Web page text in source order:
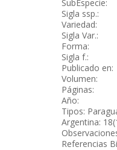
SubEspecie:
Sigla ssp.:
Variedad:
Sigla Var.:
Forma:
Sigla f.:
Publicado en:
Volumen:
Páginas:
Año:
Tipos:
Argentina:
Referencias